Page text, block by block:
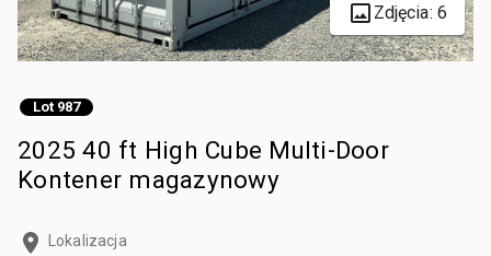
Zdjęcia: 6
Lot 987
2025 40 ft High Cube Multi-Door
Kontener magazynowy
Lokalizacja